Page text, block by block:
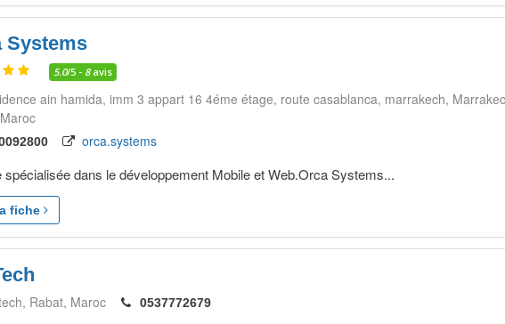
Systems
5.0/5 - 8avis
ain hamida, imm 3 appart 16 4éme étage, route casablanca, marrakech
Maroc
orca.systems
spécialisée dans le développement Mobile et Web.Orca Systems...
fiche
Rabat Maroc 0537772679